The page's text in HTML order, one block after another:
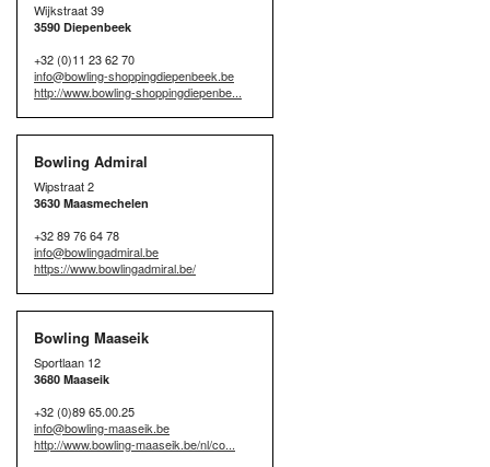
Wijkstraat 39
3590 Diepenbeek
+32 (0)11 23 62 70
info@bowling-shoppingdiepenbeek.be
http://www.bowling-shoppingdiepenbe...
Bowling Admiral
Wipstraat 2
3630 Maasmechelen
+32 89 76 64 78
info@bowlingadmiral.be
https://www.bowlingadmiral.be/
Bowling Maaseik
Sportlaan 12
3680 Maaseik
+32 (0)89 65.00.25
info@bowling-maaseik.be
http://www.bowling-maaseik.be/nl/co...